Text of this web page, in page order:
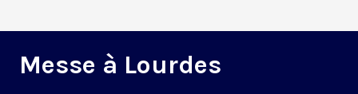
Messe à Lourdes